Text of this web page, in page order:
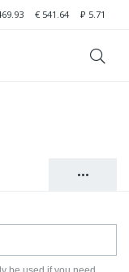
€ 541.64 ₽ 5.71
•••